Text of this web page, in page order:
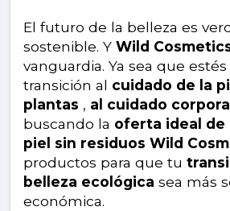
El futuro de la belleza es
sostenible. Y Wild
vanguardia. Ya sea que
transición al cuidado de la
plantas , al cuidado
buscando la oferta ideal de
piel sin residuos Wild
productos para que tu
belleza ecológica sea más
económica.